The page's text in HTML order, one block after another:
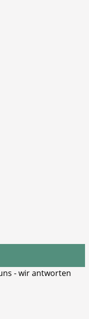
- wir antworten